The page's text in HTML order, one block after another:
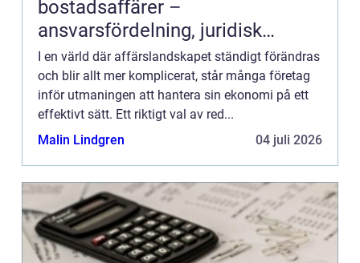
bostadsaffärer –
ansvarsfördelning, juridisk
prövning och hantering av
fastighetstvister
I en värld där affärslandskapet ständigt förändras
och blir allt mer komplicerat, står många företag
inför utmaningen att hantera sin ekonomi på ett
effektivt sätt. Ett riktigt val av red...
Malin Lindgren
04 juli 2026